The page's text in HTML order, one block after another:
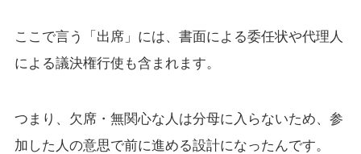
ここで言う「出席」には、書面による委任状や代理人
による議決権行使も含まれます。
つまり、欠席・無関心な人は分母に入らないため、参
加した人の意思で前に進める設計になったんです。